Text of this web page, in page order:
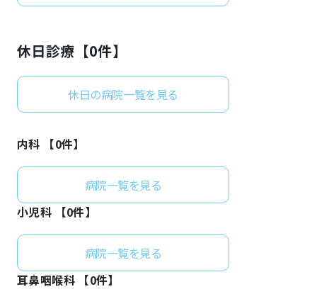
休日診療【0件】
休日の病院一覧を見る
内科 【0件】
病院一覧を見る
小児科 【0件】
病院一覧を見る
耳鼻咽喉科 【0件】